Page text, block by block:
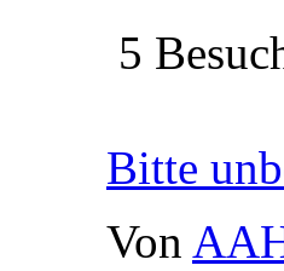
5
Bitte
Von